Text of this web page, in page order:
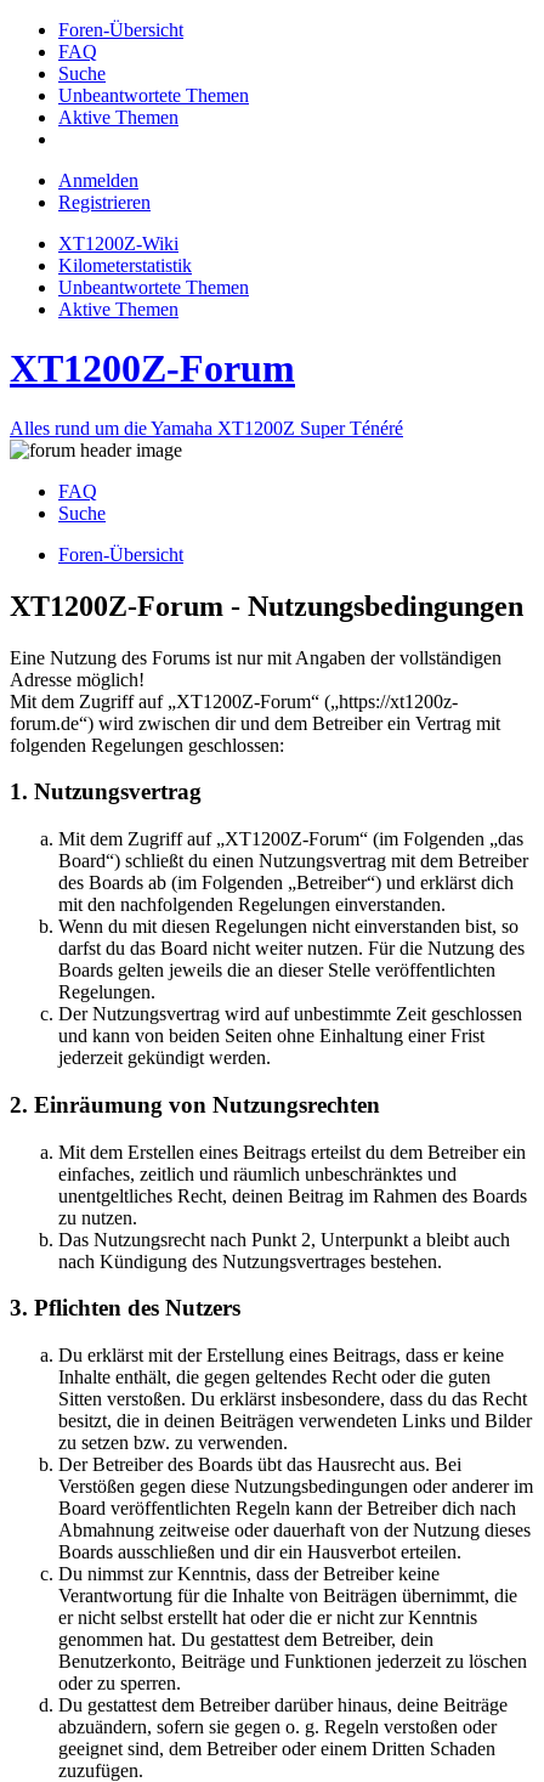
Foren-Übersicht
FAQ
Suche
Unbeantwortete Themen
Aktive Themen
Anmelden
Registrieren
XT1200Z-Wiki
Kilometerstatistik
Unbeantwortete Themen
Aktive Themen
XT1200Z-Forum
Alles rund um die Yamaha XT1200Z Super Ténéré
FAQ
Suche
Foren-Übersicht
XT1200Z-Forum - Nutzungsbedingungen
Eine Nutzung des Forums ist nur mit Angaben der vollständigen
Adresse möglich!
Mit dem Zugriff auf „XT1200Z-Forum“ („https://xt1200z-
forum.de“) wird zwischen dir und dem Betreiber ein Vertrag mit
folgenden Regelungen geschlossen:
1. Nutzungsvertrag
Mit dem Zugriff auf „XT1200Z-Forum“ (im Folgenden „das
Board“) schließt du einen Nutzungsvertrag mit dem Betreiber
des Boards ab (im Folgenden „Betreiber“) und erklärst dich
mit den nachfolgenden Regelungen einverstanden.
Wenn du mit diesen Regelungen nicht einverstanden bist, so
darfst du das Board nicht weiter nutzen. Für die Nutzung des
Boards gelten jeweils die an dieser Stelle veröffentlichten
Regelungen.
Der Nutzungsvertrag wird auf unbestimmte Zeit geschlossen
und kann von beiden Seiten ohne Einhaltung einer Frist
jederzeit gekündigt werden.
2. Einräumung von Nutzungsrechten
Mit dem Erstellen eines Beitrags erteilst du dem Betreiber ein
einfaches, zeitlich und räumlich unbeschränktes und
unentgeltliches Recht, deinen Beitrag im Rahmen des Boards
zu nutzen.
Das Nutzungsrecht nach Punkt 2, Unterpunkt a bleibt auch
nach Kündigung des Nutzungsvertrages bestehen.
3. Pflichten des Nutzers
Du erklärst mit der Erstellung eines Beitrags, dass er keine
Inhalte enthält, die gegen geltendes Recht oder die guten
Sitten verstoßen. Du erklärst insbesondere, dass du das Recht
besitzt, die in deinen Beiträgen verwendeten Links und Bilder
zu setzen bzw. zu verwenden.
Der Betreiber des Boards übt das Hausrecht aus. Bei
Verstößen gegen diese Nutzungsbedingungen oder anderer im
Board veröffentlichten Regeln kann der Betreiber dich nach
Abmahnung zeitweise oder dauerhaft von der Nutzung dieses
Boards ausschließen und dir ein Hausverbot erteilen.
Du nimmst zur Kenntnis, dass der Betreiber keine
Verantwortung für die Inhalte von Beiträgen übernimmt, die
er nicht selbst erstellt hat oder die er nicht zur Kenntnis
genommen hat. Du gestattest dem Betreiber, dein
Benutzerkonto, Beiträge und Funktionen jederzeit zu löschen
oder zu sperren.
Du gestattest dem Betreiber darüber hinaus, deine Beiträge
abzuändern, sofern sie gegen o. g. Regeln verstoßen oder
geeignet sind, dem Betreiber oder einem Dritten Schaden
zuzufügen.